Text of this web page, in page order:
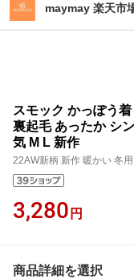
maymay 楽天市
スモック かっぽう
裏起毛 あったか シ
気 M L 新作
22AW新柄 新作 暖かい 冬用
3,280 円
商品詳細を選択